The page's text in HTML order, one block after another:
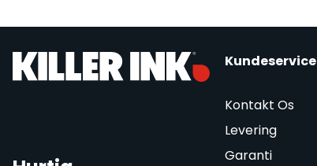
Kundeservice
Kontakt Os
Levering
Garanti